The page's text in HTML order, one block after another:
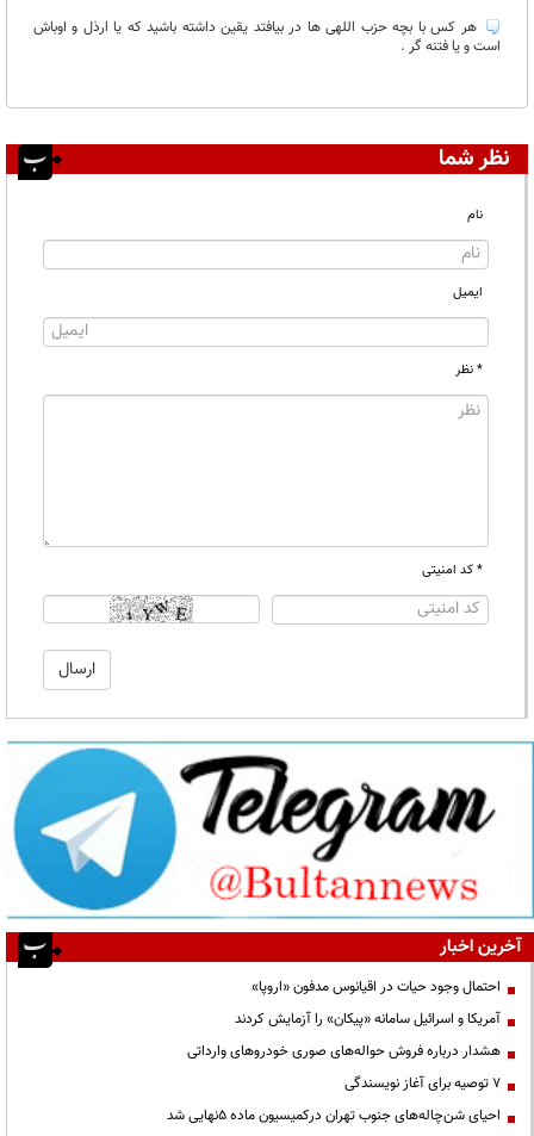
هر کس با بچه حزب اللهی ها در بیافتد یقین داشته باشید که یا ارذل و اوباش
است و یا فتنه گر .
نظر شما
نام
ایمیل
* نظر
* کد امنیتی
آخرین اخبار
احتمال وجود حیات در اقیانوس مدفون «اروپا»
آمریکا و اسرائیل سامانه «پیکان» را آزمایش کردند
هشدار درباره فروش حواله‌های صوری خودروهای وارداتی
۷ توصیه برای آغاز نویسندگی
احیای شن‌چاله‌های جنوب تهران درکمیسیون ماده ۵نهایی شد